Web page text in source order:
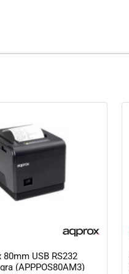
80mm USB RS232
(APPPOS80AM3)